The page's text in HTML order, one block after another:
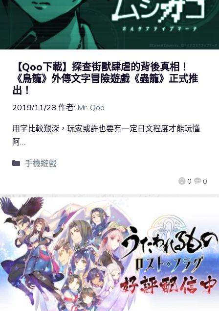
【Qoo下載】探查街獸肆虐的背後真相！
《鳥籠》外傳文字冒險遊戲《蟲籠》正式推
出！
2019/11/28 作者: Mr. Qoo
0 0
用字比較艱深，玩家或許也要有一定日文程度才能玩懂
阿…
手機遊戲